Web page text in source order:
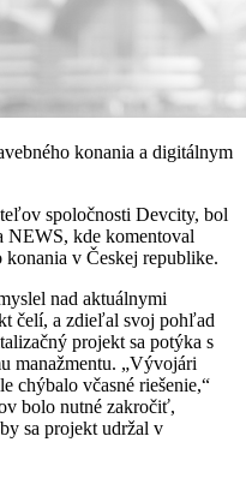
konania a digitálnym
spoločnosti Devcity, bol
NEWS, kde komentoval
konania v Českej republike.
nad aktuálnymi
čelí, a zdieľal svoj pohľad
projekt sa potýka s
manažmentu. „Vývojári
chýbalo včasné riešenie,“
bolo nutné zakročiť,
sa projekt udržal v